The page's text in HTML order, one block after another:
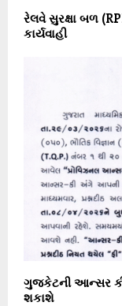
રેલવે સુરક્ષા બળ
કાર્યવાહી
ગુજકેટની આન્સર
શકાશે